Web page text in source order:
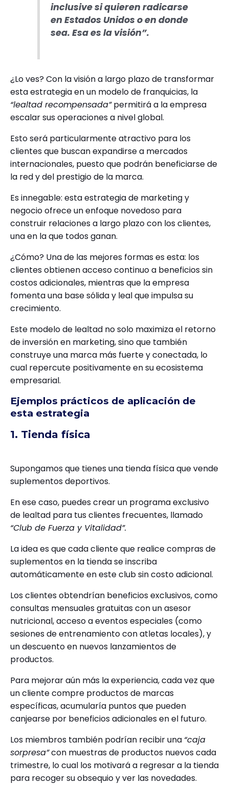
inclusive si quieren radicarse
en Estados Unidos o en donde
sea. Esa es la visión”.
¿Lo ves? Con la visión a largo plazo de transformar
esta estrategia en un modelo de franquicias, la
“lealtad recompensada”permitirá a la empresa
escalar sus operaciones a nivel global.
Esto será particularmente atractivo para los
clientes que buscan expandirse a mercados
internacionales, puesto que podrán beneficiarse de
la red y del prestigio de la marca.
Es innegable: esta estrategia de marketing y
negocio ofrece un enfoque novedoso para
construir relaciones a largo plazo con los clientes,
una en la que todos ganan.
¿Cómo? Una de las mejores formas es esta: los
clientes obtienen acceso continuo a beneficios sin
costos adicionales, mientras que la empresa
fomenta una base sólida y leal que impulsa su
crecimiento.
Este modelo de lealtad no solo maximiza el retorno
de inversión en marketing, sino que también
construye una marca más fuerte y conectada, lo
cual repercute positivamente en su ecosistema
empresarial.
Ejemplos prácticos de aplicación de
esta estrategia
1. Tienda física
Supongamos que tienes una tienda física que vende
suplementos deportivos.
En ese caso, puedes crear un programa exclusivo
de lealtad para tus clientes frecuentes, llamado
“Club de Fuerza y Vitalidad”.
La idea es que cada cliente que realice compras de
suplementos en la tienda se inscriba
automáticamente en este club sin costo adicional.
Los clientes obtendrían beneficios exclusivos, como
consultas mensuales gratuitas con un asesor
nutricional, acceso a eventos especiales (como
sesiones de entrenamiento con atletas locales), y
un descuento en nuevos lanzamientos de
productos.
Para mejorar aún más la experiencia, cada vez que
un cliente compre productos de marcas
específicas, acumularía puntos que pueden
canjearse por beneficios adicionales en el futuro.
Los miembros también podrían recibir una “caja
sorpresa”con muestras de productos nuevos cada
trimestre, lo cual los motivará a regresar a la tienda
para recoger su obsequio y ver las novedades.